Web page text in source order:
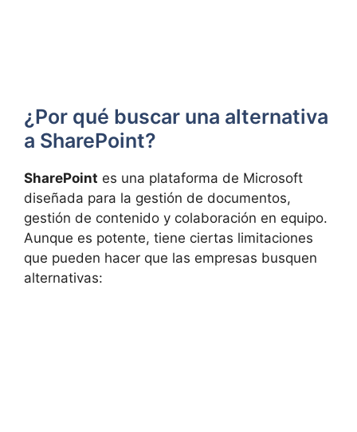
¿Por qué buscar una alternativa
a SharePoint?
SharePoint es una plataforma de Microsoft
diseñada para la gestión de documentos,
gestión de contenido y colaboración en equipo.
Aunque es potente, tiene ciertas limitaciones
que pueden hacer que las empresas busquen
alternativas: